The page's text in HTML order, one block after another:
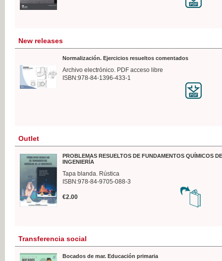
New releases
Normalización. Ejercicios resueltos comentados
Archivo electrónico. PDF acceso libre
ISBN:978-84-1396-433-1
Outlet
PROBLEMAS RESUELTOS DE FUNDAMENTOS QUÍMICOS
INGENIERÍA
Tapa blanda. Rústica
ISBN:978-84-9705-088-3
€2.00
Transferencia social
Bocados de mar. Educación primaria